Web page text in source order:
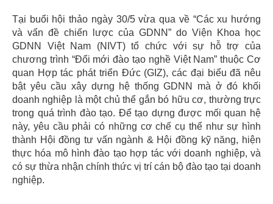
Tại buổi hội thảo ngày 30/5 vừa qua về “Các xu hướng
và vấn đề chiến lược của GDNN” do Viện Khoa học
GDNN Việt Nam (NIVT) tổ chức với sự hỗ trợ của
chương trình “Đổi mới đào tạo nghề Việt Nam” thuộc Cơ
quan Hợp tác phát triển Đức (GIZ), các đại biểu đã nêu
bật yêu cầu xây dựng hệ thống GDNN mà ở đó khối
doanh nghiệp là một chủ thể gắn bó hữu cơ, thường trực
trong quá trình đào tạo. Để tạo dựng được mối quan hệ
này, yêu cầu phải có những cơ chế cụ thể như sự hình
thành Hội đồng tư vấn ngành & Hội đồng kỹ năng, hiện
thực hóa mô hình đào tạo hợp tác với doanh nghiệp, và
có sự thừa nhận chính thức vị trí cán bộ đào tạo tại doanh
nghiệp.